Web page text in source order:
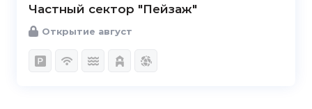
Частный сектор "Пейзаж"
Открытие август